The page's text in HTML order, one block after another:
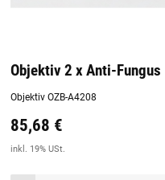
Objektiv 2 x Anti-Fungus
Objektiv OZB-A4208
Preis:19,44 €
85,68 €
inkl. 19% USt.